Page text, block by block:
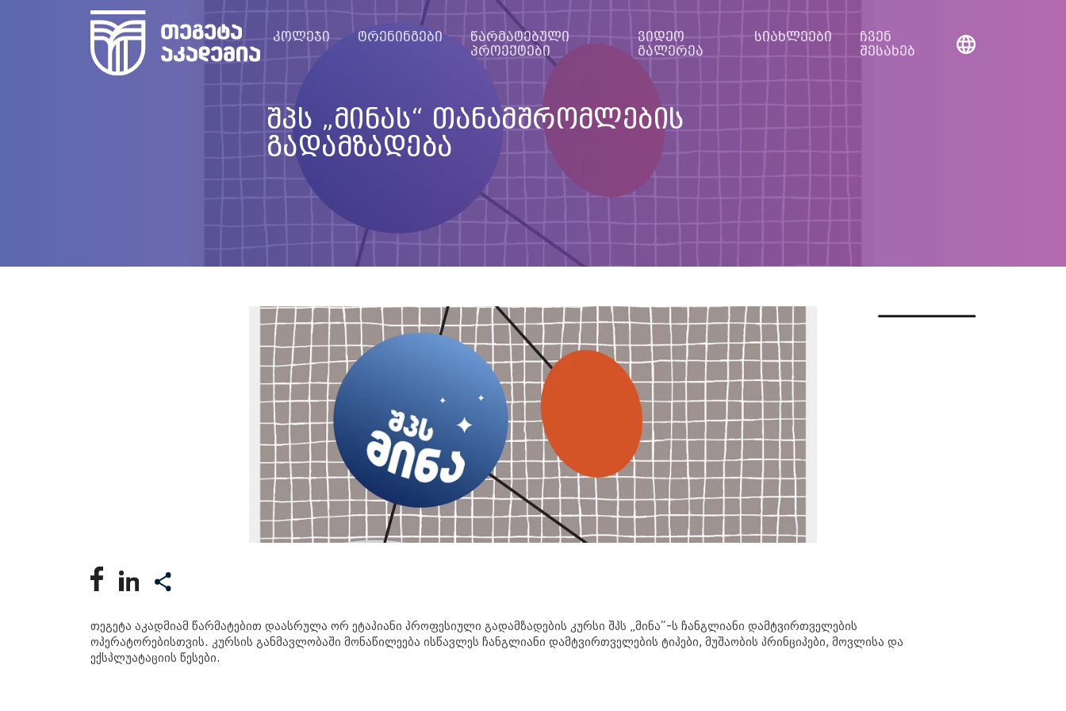
კოლეჯი ტრენინგები
წარმატებული
პროექტები
ვიდეო
გალერეა
სიახლეები
ჩვენ
შესახებ
შპს „მინას“ თანამშრომლების
გადამზადება
თეგეტა აკადმიამ წარმატებით დაასრულა ორ ეტაპიანი პროფესიული გადამზადების კურსი შპს „მინა“-ს ჩანგლიანი დამტვირთველების
ოპერატორებისთვის. კურსის განმავლობაში მონაწილეება ისწავლეს ჩანგლიანი დამტვირთველების ტიპები, მუშაობის პრინციპები, მოვლისა და
ექსპლუატაციის წესები.